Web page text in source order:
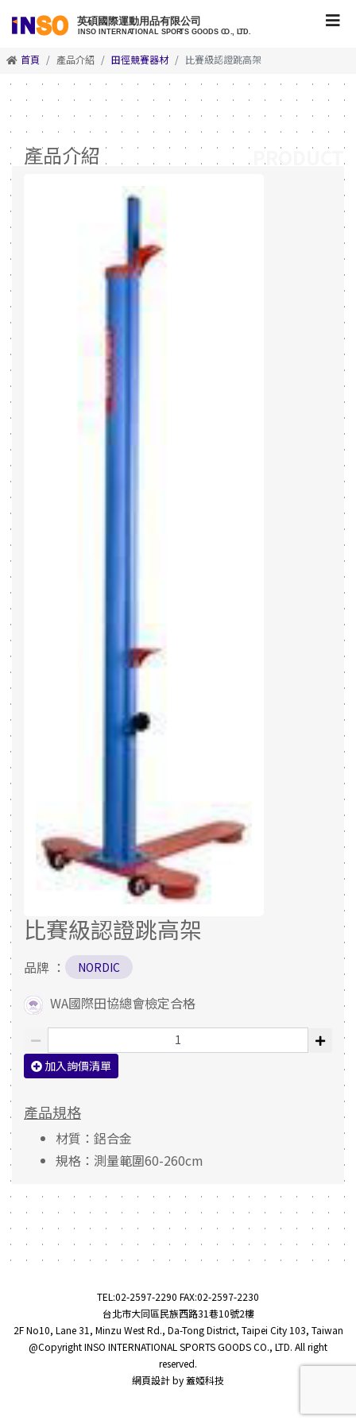
首頁 產品介紹 田徑競賽器材 比賽級認證跳高架
產品介紹
比賽級認證跳高架
品牌 ： NORDIC
WA國際田協總會檢定合格
加入詢價清單
產品規格
材質：鋁合金
規格：測量範圍60-260cm
PRODUCT
TEL:02-2597-2290 FAX:02-2597-2230
台北市大同區民族西路31巷10號2樓
2F No10, Lane 31, Minzu West Rd., Da-Tong District, Taipei City 103, Taiwan
@Copyright INSO INTERNATIONAL SPORTS GOODS CO., LTD. All right
reserved.
網頁設計by蓋婭科技